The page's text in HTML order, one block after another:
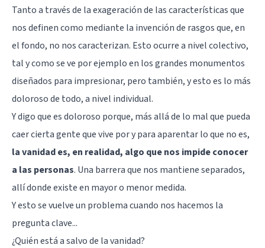
Tanto a través de la exageración de las características que
nos definen como mediante la invención de rasgos que, en
el fondo, no nos caracterizan. Esto ocurre a nivel colectivo,
tal y como se ve por ejemplo en los grandes monumentos
diseñados para impresionar, pero también, y esto es lo más
doloroso de todo, a nivel individual.
Y digo que es doloroso porque, más allá de lo mal que pueda
caer cierta gente que vive por y para aparentar lo que no es,
la vanidad es, en realidad, algo que nos impide conocer
a las personas. Una barrera que nos mantiene separados,
allí donde existe en mayor o menor medida.
Y esto se vuelve un problema cuando nos hacemos la
pregunta clave...
¿Quién está a salvo de la vanidad?